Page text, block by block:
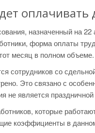
оплачивать
назначенный на 22
форма оплаты
месяц в полном объеме.
сотрудников со
Это связано с
не является
которые
коэффициенты в